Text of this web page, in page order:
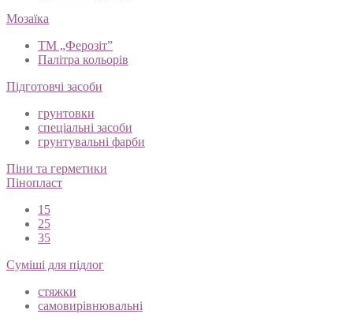
Мозаїка
ТМ „Ферозіт”
Палітра кольорів
Підготовчі засоби
грунтовки
спеціальні засоби
грунтувальні фарби
Піни та герметики
Пінопласт
15
25
35
Суміші для підлог
стяжки
самовирівнювальні